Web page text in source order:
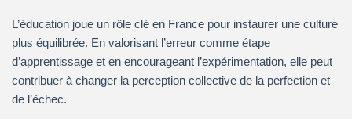
L’éducation joue un rôle clé en France pour instaurer une culture
plus équilibrée. En valorisant l’erreur comme étape
d’apprentissage et en encourageant l’expérimentation, elle peut
contribuer à changer la perception collective de la perfection et
de l’échec.